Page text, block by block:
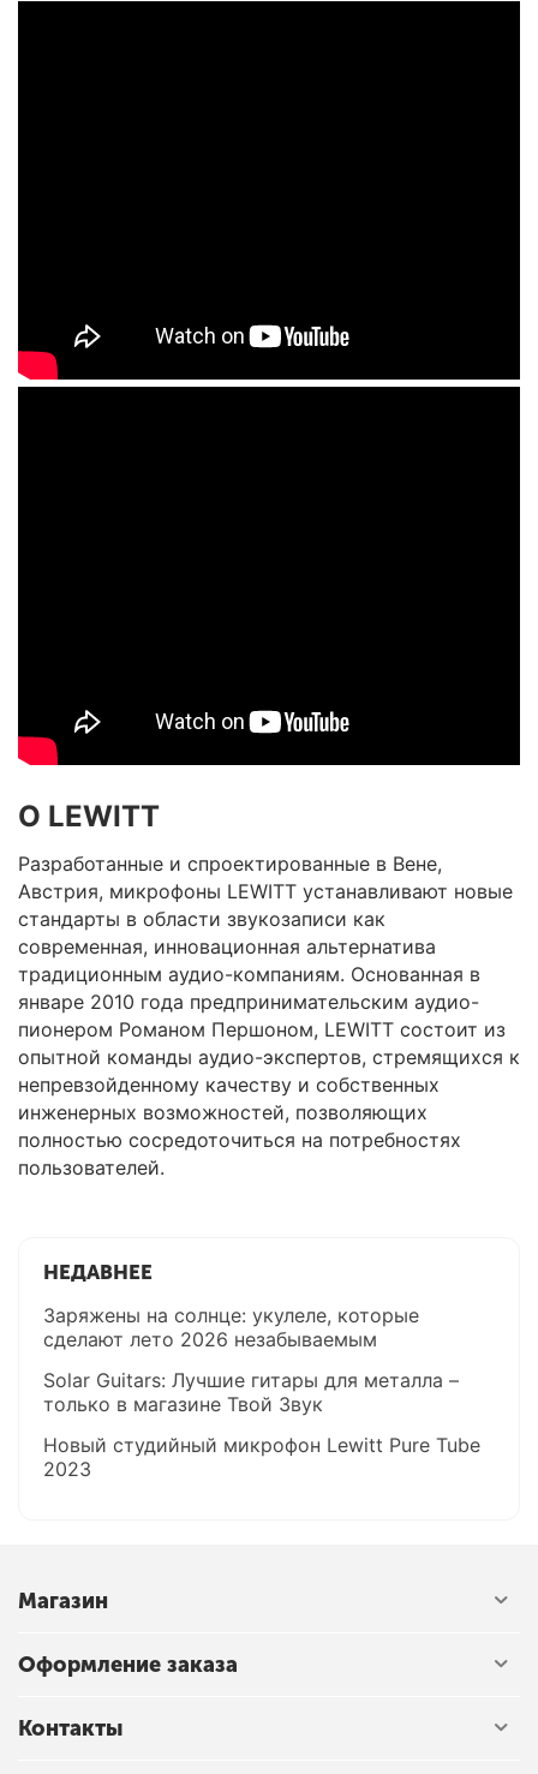
О LEWITT
Разработанные и спроектированные в Вене,
Австрия, микрофоны LEWITT устанавливают новые
стандарты в области звукозаписи как
современная, инновационная альтернатива
традиционным аудио-компаниям. Основанная в
январе 2010 года предпринимательским аудио-
пионером Романом Першоном, LEWITT состоит из
опытной команды аудио-экспертов, стремящихся к
непревзойденному качеству и собственных
инженерных возможностей, позволяющих
полностью сосредоточиться на потребностях
пользователей.
НЕДАВНЕЕ
Заряжены на солнце: укулеле, которые
сделают лето 2026 незабываемым
Solar Guitars: Лучшие гитары для металла –
только в магазине Твой Звук
Новый студийный микрофон Lewitt Pure Tube
2023
Магазин
Оформление заказа
Контакты